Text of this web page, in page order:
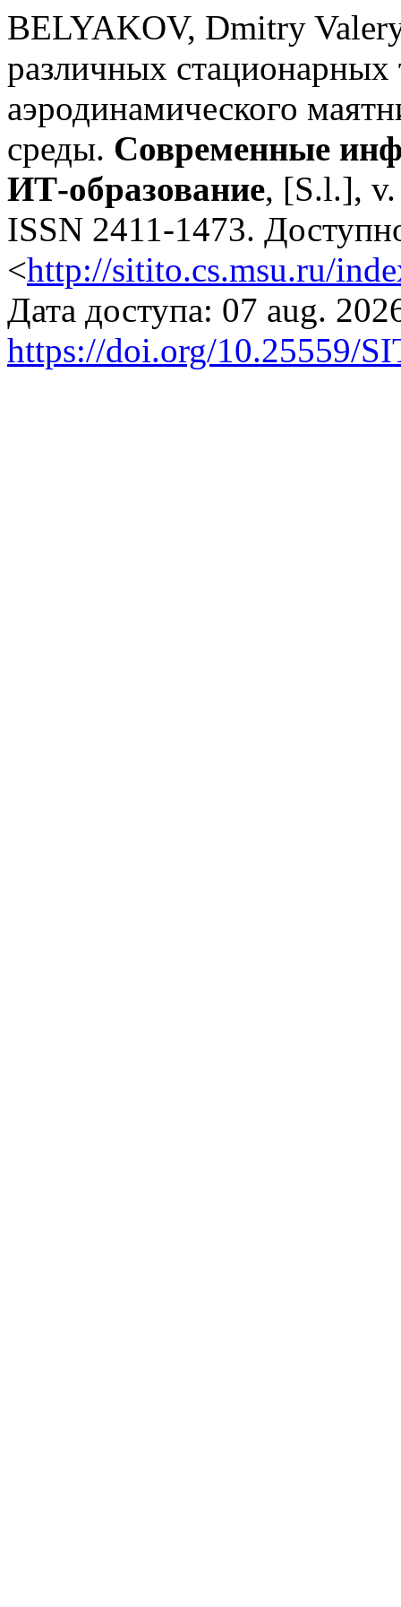
BELYAKOV, Dmitry
различных
аэродинамического
среды. Современные
ИТ-образование, [S.l.],
ISSN 2411-1473.
<http://sitito.cs.msu.ru/
Дата доступа: 07 aug.
https://doi.org/10.25559/